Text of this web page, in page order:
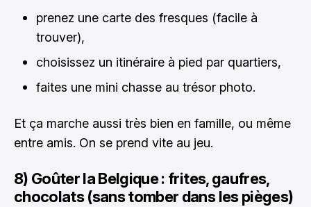
prenez une carte des fresques (facile à
trouver),
choisissez un itinéraire à pied par quartiers,
faites une mini chasse au trésor photo.
Et ça marche aussi très bien en famille, ou même
entre amis. On se prend vite au jeu.
8) Goûter la Belgique : frites, gaufres,
chocolats (sans tomber dans les pièges)